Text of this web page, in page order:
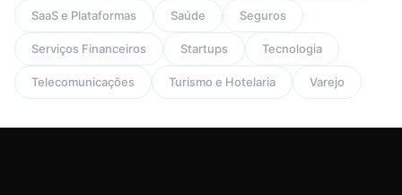
SaaS e Plataformas Saúde Seguros
Serviços Financeiros Startups Tecnologia
Telecomunicações Turismo e Hotelaria Varejo